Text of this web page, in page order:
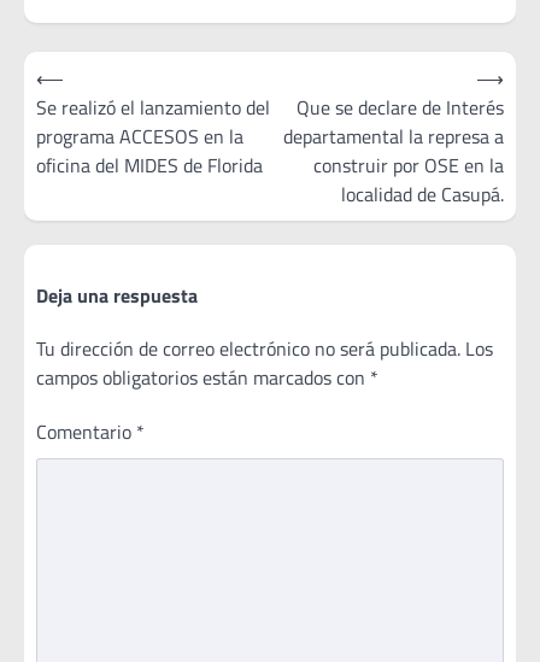
Navegación
de
entradas
⟵
Se realizó el lanzamiento del
programa ACCESOS en la
oficina del MIDES de Florida
Que se declare de Interés
departamental la represa a
construir por OSE en la
localidad de Casupá.
⟶
Deja una respuesta
Tu dirección de correo electrónico no será publicada. Los
campos obligatorios están marcados con *
Comentario *